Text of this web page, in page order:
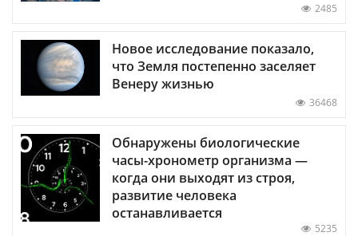
2485
Новое исследование показало,
что Земля постепенно заселяет
Венеру жизнью
36468
Обнаружены биологические
часы-хронометр организма —
когда они выходят из строя,
развитие человека
останавливается
5235